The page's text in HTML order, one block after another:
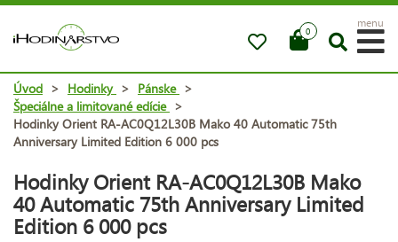
0
menu
Úvod > Hodinky > Pánske >
Špeciálne a limitované edície >
Hodinky Orient RA-AC0Q12L30B Mako 40 Automatic 75th
Anniversary Limited Edition 6 000 pcs
Hodinky Orient RA-AC0Q12L30B Mako
40 Automatic 75th Anniversary Limited
Edition 6 000 pcs